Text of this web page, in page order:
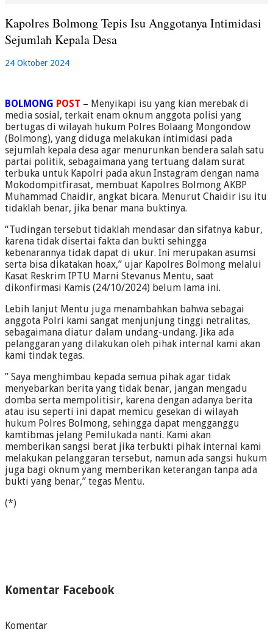
Kapolres Bolmong Tepis Isu Anggotanya Intimidasi
Sejumlah Kepala Desa
24 Oktober 2024
BOLMONG POST – Menyikapi isu yang kian merebak di
media sosial, terkait enam oknum anggota polisi yang
bertugas di wilayah hukum Polres Bolaang Mongondow
(Bolmong), yang diduga melakukan intimidasi pada
sejumlah kepala desa agar menurunkan bendera salah satu
partai politik, sebagaimana yang tertuang dalam surat
terbuka untuk Kapolri pada akun Instagram dengan nama
Mokodompitfirasat, membuat Kapolres Bolmong AKBP
Muhammad Chaidir, angkat bicara. Menurut Chaidir isu itu
tidaklah benar, jika benar mana buktinya.
“Tudingan tersebut tidaklah mendasar dan sifatnya kabur,
karena tidak disertai fakta dan bukti sehingga
kebenarannya tidak dapat di ukur. Ini merupakan asumsi
serta bisa dikatakan hoax,” ujar Kapolres Bolmong melalui
Kasat Reskrim IPTU Marni Stevanus Mentu, saat
dikonfirmasi Kamis (24/10/2024) belum lama ini.
Lebih lanjut Mentu juga menambahkan bahwa sebagai
anggota Polri kami sangat menjunjung tinggi netralitas,
sebagaimana diatur dalam undang-undang. Jika ada
pelanggaran yang dilakukan oleh pihak internal kami akan
kami tindak tegas.
” Saya menghimbau kepada semua pihak agar tidak
menyebarkan berita yang tidak benar, jangan mengadu
domba serta mempolitisir, karena dengan adanya berita
atau isu seperti ini dapat memicu gesekan di wilayah
hukum Polres Bolmong, sehingga dapat mengganggu
kamtibmas jelang Pemilukada nanti. Kami akan
memberikan sangsi berat jika terbukti pihak internal kami
melakukan pelanggaran tersebut, namun ada sangsi hukum
juga bagi oknum yang memberikan keterangan tanpa ada
bukti yang benar,” tegas Mentu.
(*)
Komentar Facebook
Komentar